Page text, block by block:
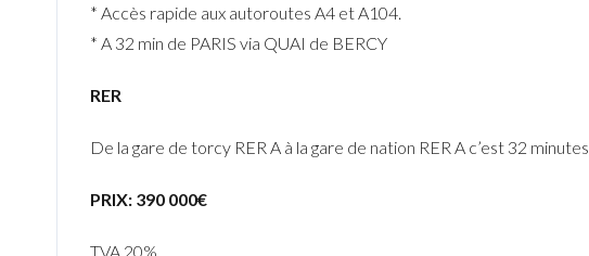
* Accès rapide aux autoroutes A4 et A104.
* A 32 min de PARIS via QUAI de BERCY
RER
De la gare de torcy RER A à la gare de nation RER A c’est 32 minutes
PRIX: 390 000€
TVA 20%